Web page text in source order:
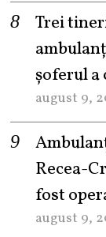
Trei
șoferul a
august 9,
Recea-
fost
august 9,